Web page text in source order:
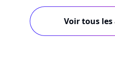
Voir tous